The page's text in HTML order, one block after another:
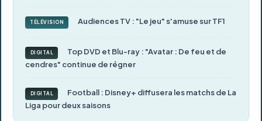
TÉLÉVISION Audiences TV : "Le jeu" s'amuse sur TF1
DIGITAL
Top DVD et Blu-ray : "Avatar : De feu et de
cendres" continue de régner
DIGITAL
Football : Disney+ diffusera les matchs de La
Liga pour deux saisons